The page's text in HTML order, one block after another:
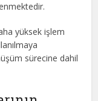
yüksek işlem
sürecine dahil